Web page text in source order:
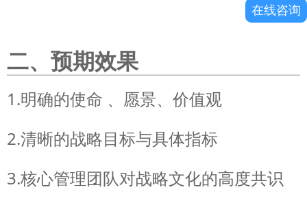
二、预期效果
1.明确的使命 、愿景、价值观
2.清晰的战略目标与具体指标
3.核心管理团队对战略文化的高度共识
在线咨询